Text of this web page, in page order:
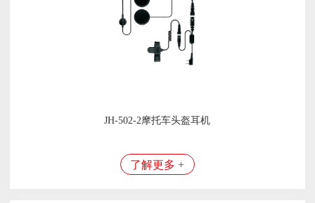
JH-502-2摩托车头盔耳机
了解更多 +